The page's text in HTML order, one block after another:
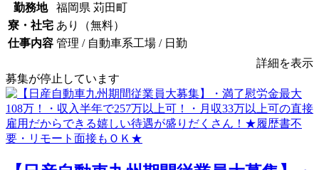
勤務地
福岡県 苅田町
寮・社宅 あり（無料）
仕事内容 管理 / 自動車系工場 / 日勤
詳細を表示
募集が停止しています